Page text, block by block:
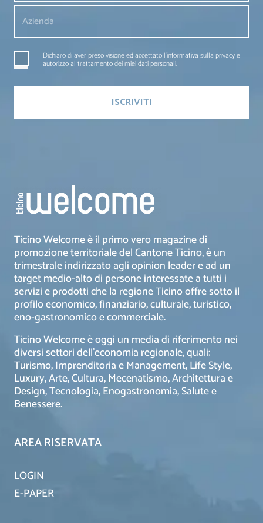
Dichiaro di aver preso visione ed accettato l'informativa sulla privacy e
autorizzo al trattamento dei miei dati personali.
Ticino Welcome è il primo vero magazine di
promozione territoriale del Cantone Ticino, è un
trimestrale indirizzato agli opinion leader e ad un
target medio-alto di persone interessate a tutti i
servizi e prodotti che la regione Ticino offre sotto il
profilo economico, finanziario, culturale, turistico,
eno-gastronomico e commerciale.
Ticino Welcome è oggi un media di riferimento nei
diversi settori dell’economia regionale, quali:
Turismo, Imprenditoria e Management, Life Style,
Luxury, Arte, Cultura, Mecenatismo, Architettura e
Design, Tecnologia, Enogastronomia, Salute e
Benessere.
AREA RISERVATA
LOGIN
E-PAPER